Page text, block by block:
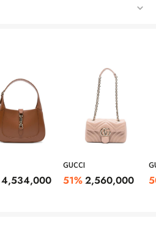
4,534,000
GUCCI
51%2,560,000